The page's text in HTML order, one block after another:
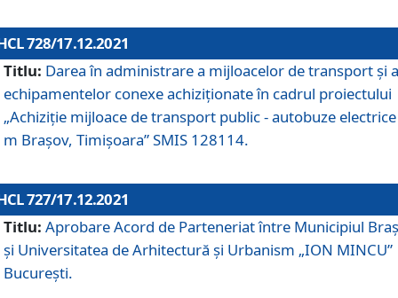
728/17.12.2021
Titlu: Darea în administrare a mijloacelor de transport și a
echipamentelor conexe achiziționate în cadrul proiectului
„Achiziție mijloace de transport public - autobuze
m Brașov, Timișoara” SMIS 128114.
727/17.12.2021
Titlu: Aprobare Acord de Parteneriat între Municipiul
și Universitatea de Arhitectură și Urbanism „ION MINCU”
București.